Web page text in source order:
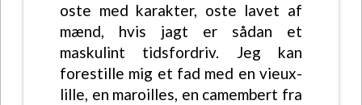
oste med karakter, oste lavet af
mænd, hvis jagt er sådan et
maskulint tidsfordriv. Jeg kan
forestille mig et fad med en vieux-
lille, en maroilles, en camembert fra